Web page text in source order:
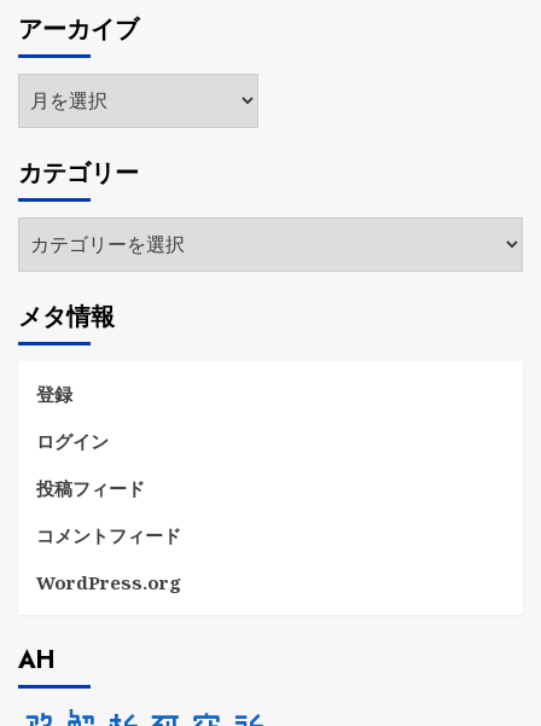
アーカイブ
ア
ー
イ
ブ
カテゴリー
テ
リ
ー
メタ情報
登録
ログイン
投稿フィード
コメントフィード
WordPress.org
AH